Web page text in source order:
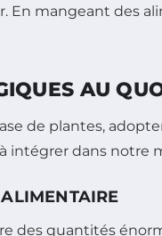
En mangeant des
AU
de plantes,
à intégrer dans notre
des quantités